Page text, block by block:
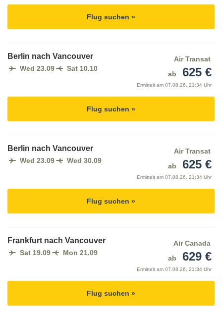
Flug suchen »
Berlin nach Vancouver
Wed 23.09 Sat 10.10
Air Transat
ab
625 €
Ermittelt am 07.08.26, 21:34 Uhr
Flug suchen »
Berlin nach Vancouver
Wed 23.09 Wed 30.09
Air Transat
ab
625 €
Ermittelt am 07.08.26, 21:34 Uhr
Flug suchen »
Frankfurt nach Vancouver
Sat 19.09 Mon 21.09
Air Canada
ab
629 €
Ermittelt am 07.08.26, 21:34 Uhr
Flug suchen »